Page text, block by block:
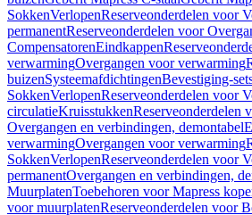
SokkenVerlopenReserveonderdelen voor
permanentReserveonderdelen voor
CompensatorenEindkappen
verwarmingOvergangen voor verwarming
buizenSysteemafdichtingenBevestiging-
SokkenVerlopenReserveonderdelen voor
circulatieKruisstukkenReserveonderdelen
Overgangen en verbindingen, demontabel
verwarmingOvergangen voor verwarming
SokkenVerlopenReserveonderdelen voor
permanentOvergangen en verbindingen,
MuurplatenToebehoren voor Mapress
voor muurplatenReserveonderdelen voor